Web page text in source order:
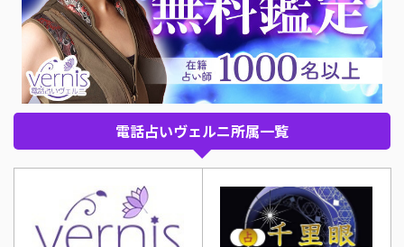
電話占いヴェルニ所属一覧